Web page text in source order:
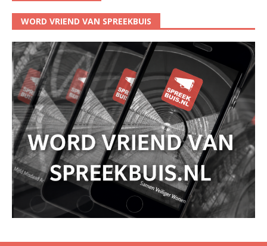
WORD VRIEND VAN SPREEKBUIS